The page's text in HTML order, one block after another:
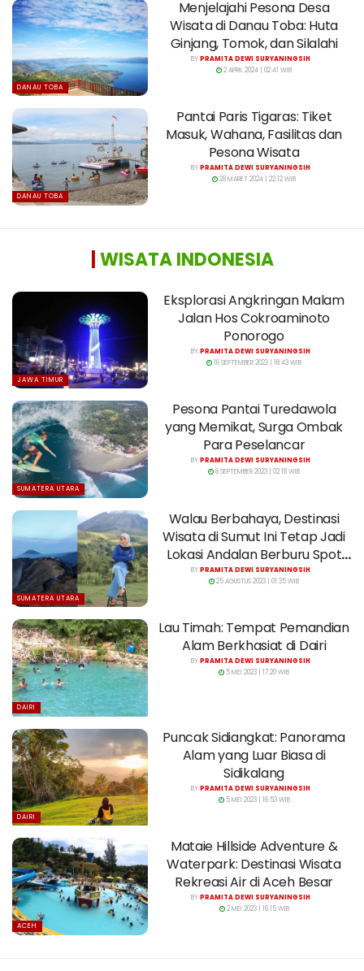
DANAU TOBA
Menjelajahi Pesona Desa
Wisata di Danau Toba: Huta
Ginjang, Tomok, dan Silalahi
BYPRAMITA DEWI SURYANINGSIH
2 APRIL 2024 | 02:41 WIB
DANAU TOBA
Pantai Paris Tigaras: Tiket
Masuk, Wahana, Fasilitas dan
Pesona Wisata
BYPRAMITA DEWI SURYANINGSIH
28 MARET 2024 | 22:12 WIB
WISATA INDONESIA
JAWA TIMUR
Eksplorasi Angkringan Malam
Jalan Hos Cokroaminoto
Ponorogo
BYPRAMITA DEWI SURYANINGSIH
16 SEPTEMBER 2023 | 18:43 WIB
SUMATERA UTARA
Pesona Pantai Turedawola
yang Memikat, Surga Ombak
Para Peselancar
BYPRAMITA DEWI SURYANINGSIH
8 SEPTEMBER 2023 | 02:18 WIB
SUMATERA UTARA
Walau Berbahaya, Destinasi
Wisata di Sumut Ini Tetap Jadi
Lokasi Andalan Berburu Spot
Foto
BYPRAMITA DEWI SURYANINGSIH
25 AGUSTUS 2023 | 01:35 WIB
DAIRI
Lau Timah: Tempat Pemandian
Alam Berkhasiat di Dairi
BYPRAMITA DEWI SURYANINGSIH
5 MEI 2023 | 17:20 WIB
DAIRI
Puncak Sidiangkat: Panorama
Alam yang Luar Biasa di
Sidikalang
BYPRAMITA DEWI SURYANINGSIH
5 MEI 2023 | 16:53 WIB
ACEH
Mataie Hillside Adventure &
Waterpark: Destinasi Wisata
Rekreasi Air di Aceh Besar
BYPRAMITA DEWI SURYANINGSIH
2 MEI 2023 | 16:15 WIB